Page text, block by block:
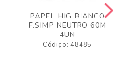
PAPEL HIG BIANCO
F.SIMP NEUTRO 60M
4UN
Código: 48485